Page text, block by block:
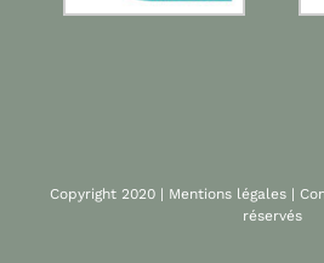
Copyright 2020 | Mentions légales|
réservés